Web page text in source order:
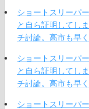
ショートスリーパ
と自ら証明してし
チ討論。高市も早く
ショートスリーパ
と自ら証明してし
チ討論。高市も早く
ショートスリーパ